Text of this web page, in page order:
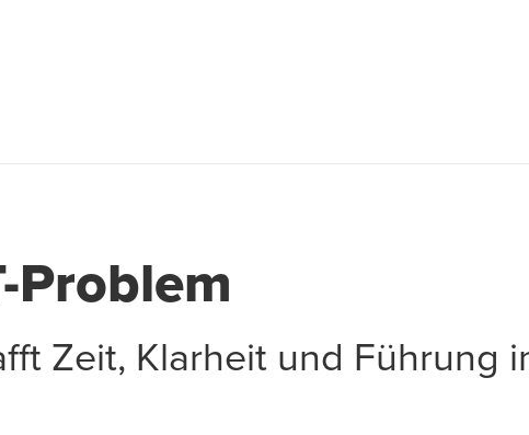
Problem
Zeit, Klarheit und Führung